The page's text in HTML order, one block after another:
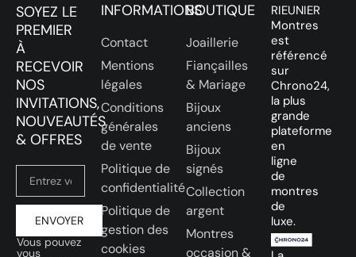
SOYEZ LE
PREMIER
À
RECEVOIR
NOS
INVITATIONS,
NOUVEAUTÉS
& OFFRES
ENVOYER
Vous pouvez
vous
INFORMATIONS
Contact
Mentions
légales
Conditions
générales
de vente
Politique de
confidentialité
Politique de
gestion des
cookies
BOUTIQUE
Joaillerie
Fiançailles
& Mariage
Bijoux
anciens
Bijoux
signés
Collection
argent
Montres
occasion &
RIEUNIER
Montres
est
référencé
sur
Chrono24,
la plus
grande
plateforme
en
ligne
de
montres
de
luxe.